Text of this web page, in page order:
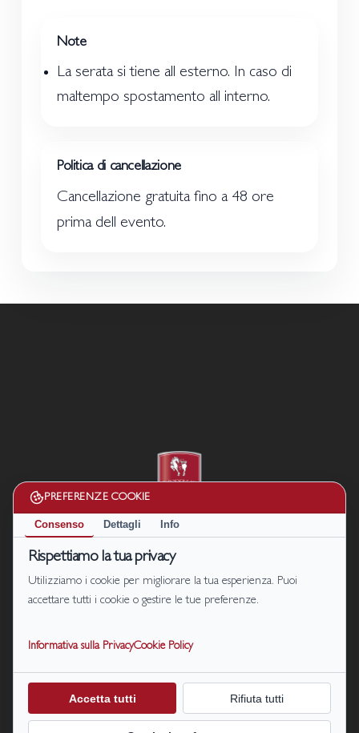
PREFERENZE COOKIE
Consenso Dettagli Info
Rispettiamo la tua privacy
Utilizziamo i cookie per migliorare la tua esperienza. Puoi
accettare tutti i cookie o gestire le tue preferenze.
Informativa sulla PrivacyCookie Policy
Accetta tutti Rifiuta tutti
Note
La serata si tiene all esterno. In caso di
maltempo spostamento all interno.
Politica di cancellazione
Cancellazione gratuita fino a 48 ore
prima dell evento.
Cookie Policy|
Disconoscimento
01990680561
+39331 4911107| Email:prenotazioni@ilpoderedimarfisa.it
CIN: IT056026B56QX824NP